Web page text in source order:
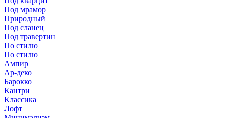
Под мрамор
Природный
Под сланец
Под травертин
По стилю
По стилю
Ампир
Ар-деко
Барокко
Кантри
Классика
Лофт